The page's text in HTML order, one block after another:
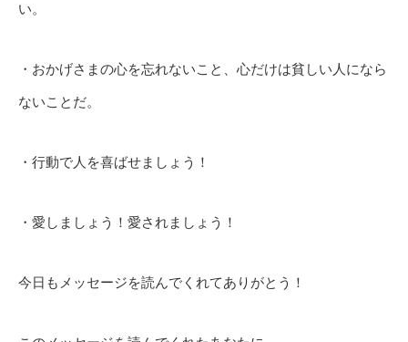
い。
・おかげさまの心を忘れないこと、心だけは貧しい人になら
ないことだ。
・行動で人を喜ばせましょう！
・愛しましょう！愛されましょう！
今日もメッセージを読んでくれてありがとう！